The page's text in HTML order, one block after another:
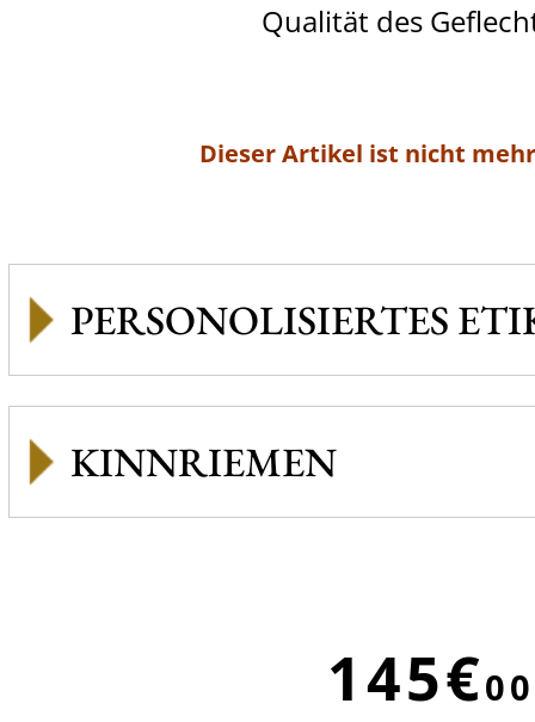
Qualität des
Dieser Artikel ist nicht
PERSONOLISIERTES
KINNRIEMEN
145€00